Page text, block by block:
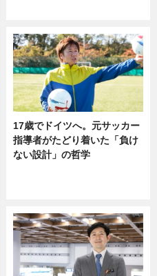
17歳でドイツへ。元サッカー
指導者がたどり着いた「負け
ない設計」の哲学